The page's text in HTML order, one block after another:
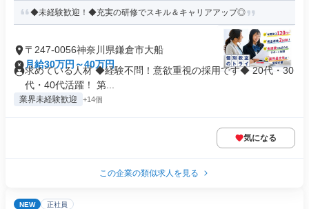
◆未経験歓迎！◆充実の研修でスキル＆キャリアアップ◎
〒247-0056神奈川県鎌倉市大船
月給30万円～40万円
求めている人材 ◆経験不問！意欲重視の採用です◆ 20代・30
代・40代活躍！ 第...
業界未経験歓迎 +14個
気になる
この企業の類似求人を見る
NEW 正社員